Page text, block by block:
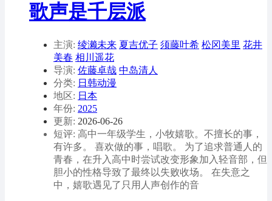
歌声是千层派
主演: 绫濑未来 夏吉优子 须藤叶希 松冈美里 花井
美春 相川遥花
导演: 佐藤卓哉 中岛清人
分类: 日韩动漫
地区: 日本
年份: 2025
更新: 2026-06-26
短评: 高中一年级学生，小牧嬉歌。不擅长的事，
有许多。 喜欢做的事，唱歌。 为了追求普通人的
青春，在升入高中时尝试改变形象加入轻音部，但
胆小的性格导致了最终以失败收场。 在失意之
中，嬉歌遇见了只用人声创作的音